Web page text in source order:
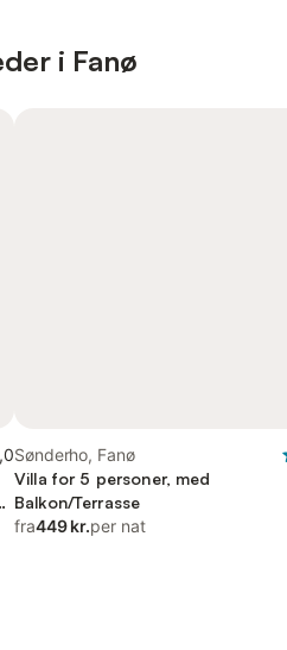
i Fanø
Sønderho, Fanø
Villa for 5 personer, med
Balkon/Terrasse
fra449 kr.per nat